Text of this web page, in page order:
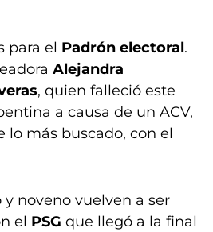
para el Padrón electoral.
Alejandra
, quien falleció este
a causa de un ACV,
más buscado, con el
y noveno vuelven a ser
el PSG que llegó a la final